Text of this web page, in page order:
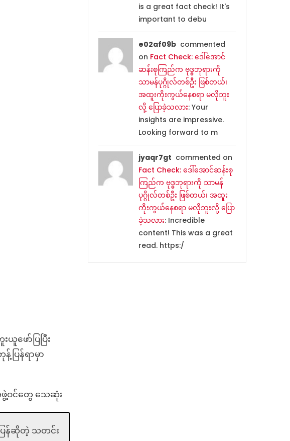
ဖော်ပြပြီး
ြန်ရာမှာ
ဖွဲ့ဝင်တွေ သေဆုံး
ြန်ဆိုတဲ့ သတင်း
is a great fact check! It's
important to debu
e02af09bcommented
on Fact Check: ဒေါ်အောင်
ဆန်းစုကြည်က ဗုဒ္ဓဘုရားကို
သာမန်ပုဂ္ဂိုလ်တစ်ဦး ဖြစ်တယ်၊
အထူးကိုးကွယ်နေစရာ မလိုဘူး
လို့ ပြောခဲ့သလား: Your
insights are impressive.
Looking forward to m
jyaqr7gt commented on
Fact Check: ဒေါ်အောင်ဆန်းစု
ကြည်က ဗုဒ္ဓဘုရားကို သာမန်
ပုဂ္ဂိုလ်တစ်ဦး ဖြစ်တယ်၊ အထူး
ကိုးကွယ်နေစရာ မလိုဘူးလို့ ပြော
ခဲ့သလား: Incredible
content! This was a great
read. https:/